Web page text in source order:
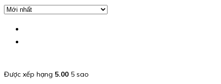
Được xếp hạng 5.00 5 sao